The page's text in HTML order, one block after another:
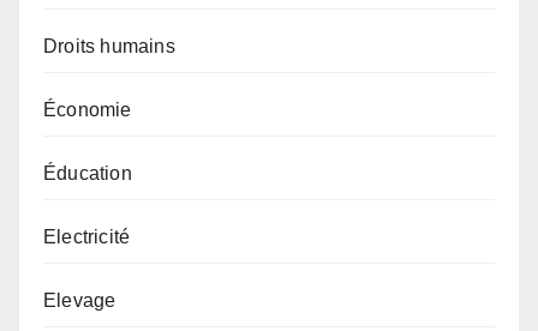
Droits humains
Économie
Éducation
Electricité
Elevage